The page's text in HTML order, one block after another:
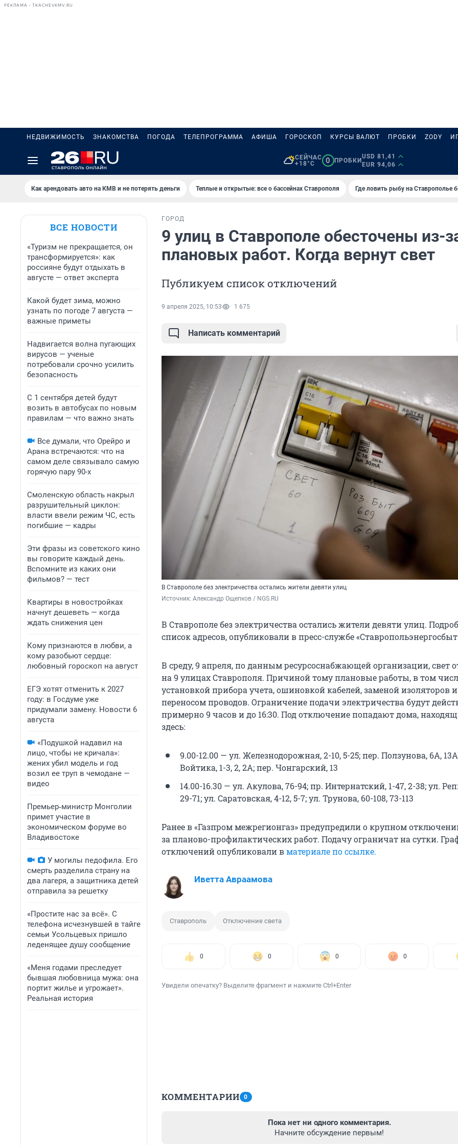
РЕКЛАМА • TKACHEVKMV.RU
НЕДВИЖИМОСТЬ ЗНАКОМСТВА ПОГОДА ТЕЛЕПРОГРАММА АФИША ГОРОСКОП КУРСЫ ВАЛЮТ ПРОБКИ ZODY
СЕЙЧАС
+18°C
0 ПРОБКИ
USD 81,41
EUR 94,06
Как арендовать авто на КМВ и не потерять деньги Теплые и открытые: все о бассейнах Ставрополя Где ловить рыбу на Ставрополье
ВСЕ НОВОСТИ
«Туризм не прекращается, он
трансформируется»: как
россияне будут отдыхать в
августе — ответ эксперта
Какой будет зима, можно
узнать по погоде 7 августа —
важные приметы
Надвигается волна пугающих
вирусов — ученые
потребовали срочно усилить
безопасность
С 1 сентября детей будут
возить в автобусах по новым
правилам — что важно знать
Все думали, что Орейро и
Арана встречаются: что на
самом деле связывало самую
горячую пару 90-х
Смоленскую область накрыл
разрушительный циклон:
власти ввели режим ЧС, есть
погибшие — кадры
Эти фразы из советского кино
вы говорите каждый день.
Вспомните из каких они
фильмов? — тест
Квартиры в новостройках
начнут дешеветь — когда
ждать снижения цен
Кому признаются в любви, а
кому разобьют сердце:
любовный гороскоп на август
ЕГЭ хотят отменить к 2027
году: в Госдуме уже
придумали замену. Новости 6
августа
«Подушкой надавил на
лицо, чтобы не кричала»:
жених убил модель и год
возил ее труп в чемодане —
видео
Премьер‑министр Монголии
примет участие в
экономическом форуме во
Владивостоке
У могилы педофила. Его
смерть разделила страну на
два лагеря, а защитника детей
отправила за решетку
«Простите нас за всё». С
телефона исчезнувшей в тайге
семьи Усольцевых пришло
леденящее душу сообщение
«Меня годами преследует
бывшая любовница мужа: она
портит жилье и угрожает».
Реальная история
ГОРОД
9 улиц в Ставрополе обесточены из-
плановых работ. Когда вернут свет
Публикуем список отключений
9 апреля 2025, 10:53 1 675
Написать комментарий
В Ставрополе без электричества остались жители девяти улиц
Источник: Александр Ощепков / NGS.RU
В Ставрополе без электричества остались жители девяти улиц.
список адресов, опубликовали в пресс-службе
В среду, 9 апреля, по данным ресурсоснабжающей организации, свет
на 9 улицах Ставрополя. Причиной тому плановые работы, в том
установкой прибора учета, ошиновкой кабелей, заменой изоляторов и
переносом проводов. Ограничение подачи электричества будут
примерно 9 часов и до 16:30. Под отключение попадают дома,
здесь:
9.00-12.00 — ул. Железнодорожная, 2-10, 5-25; пер. Ползунова, 6А,
Войтика, 1-3, 2, 2А; пер. Чонгарский, 13
14.00-16.30 — ул. Акулова, 76-94; пр. Интернатский, 1-47, 2-38; ул.
29-71; ул. Саратовская, 4-12, 5-7; ул. Трунова, 60-108, 73-113
Ранее в «Газпром межрегионгаз» предупредили о крупном
за планово-профилактических работ. Подачу ограничат на сутки.
отключений опубликовали вматериале по ссылке.
Иветта Авраамова
Ставрополь Отключение света
0 0 0 0
Увидели опечатку? Выделите фрагмент и нажмите Ctrl+Enter
КОММЕНТАРИИ 0
Пока нет ни одного комментария.
Начните обсуждение первым!